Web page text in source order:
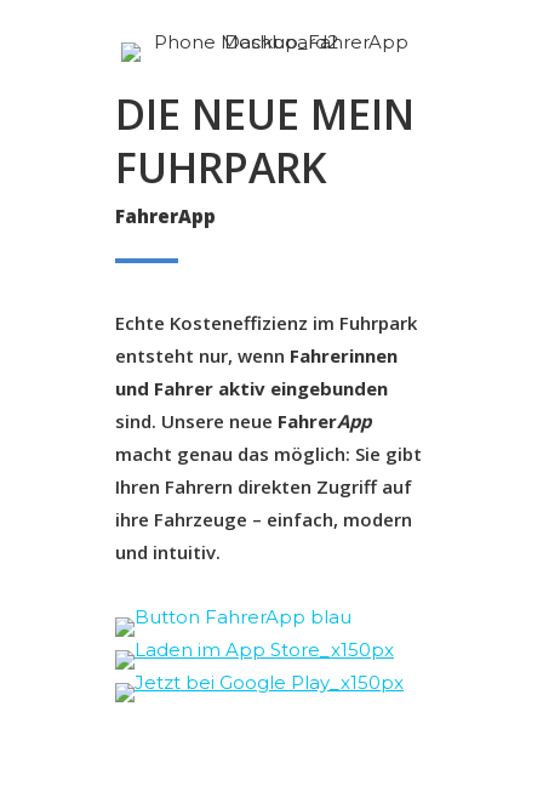
DIE NEUE MEIN
FUHRPARK
FahrerApp
Echte Kosteneffizienz im Fuhrpark
entsteht nur, wenn Fahrerinnen
und Fahrer aktiv eingebunden
sind. Unsere neue FahrerApp
macht genau das möglich: Sie gibt
Ihren Fahrern direkten Zugriff auf
ihre Fahrzeuge – einfach, modern
und intuitiv.